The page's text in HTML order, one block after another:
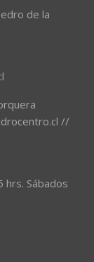
de la
//
hrs. Sábados